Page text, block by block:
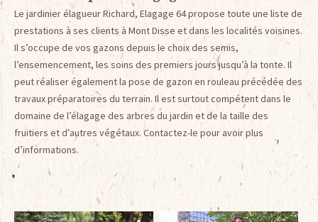
Le jardinier élagueur Richard, Elagage 64 propose toute une liste de
prestations à ses clients à Mont Disse et dans les localités voisines.
Il s’occupe de vos gazons depuis le choix des semis,
l’ensemencement, les soins des premiers jours jusqu’à la tonte. Il
peut réaliser également la pose de gazon en rouleau précédée des
travaux préparatoires du terrain. Il est surtout compétent dans le
domaine de l’élagage des arbres du jardin et de la taille des
fruitiers et d’autres végétaux. Contactez-le pour avoir plus
d’informations.